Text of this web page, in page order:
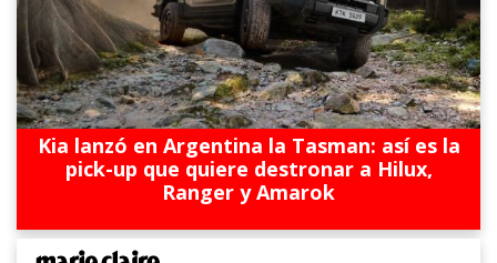
Kia lanzó en Argentina la Tasman: así es la
pick-up que quiere destronar a Hilux,
Ranger y Amarok